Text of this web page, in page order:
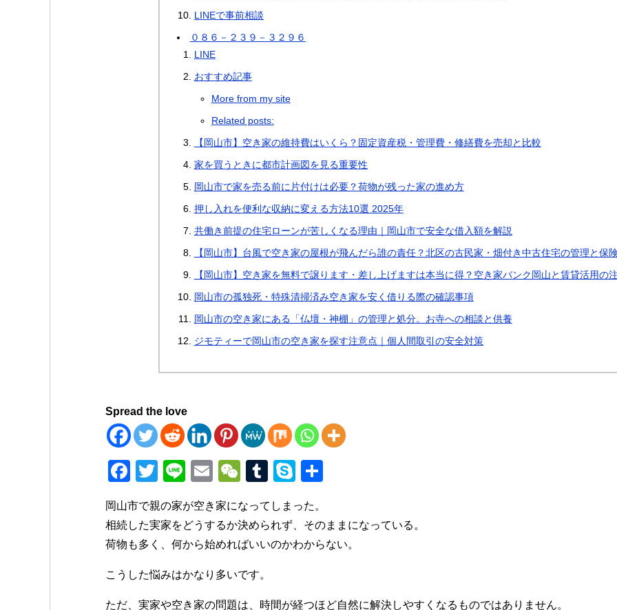
LINEで事前相談
０８６－２３９－３２９６
LINE
おすすめ記事
More from my site
Related posts:
【岡山市】空き家の維持費はいくら？固定資産税・管理費・修繕費を売却と比較
家を買うときに都市計画図を見る重要性
岡山市で家を売る前に片付けは必要？荷物が残った家の進め方
押し入れを便利な収納に変える方法10選 2025年
共働き前提の住宅ローンが苦しくなる理由｜岡山市で安全な借入額を解説
【岡山市】台風で空き家の屋根が飛んだら誰の責任？北区の古民家・畑付き中古住宅の管理と保
【岡山市】空き家を無料で譲ります・差し上げますは本当に得？空き家バンク岡山と賃貸活用の
岡山市の孤独死・特殊清掃済み空き家を安く借りる際の確認事項
岡山市の空き家にある「仏壇・神棚」の管理と処分。お寺への相談と供養
ジモティーで岡山市の空き家を探す注意点｜個人間取引の安全対策
Spread the love
F
a
c
e
o
o
T
wi
tt
er
Li
e
E
m
ail
W
C
h
T
m
bl
S
p
e
岡山市で親の家が空き家になってしまった。
相続した実家をどうするか決められず、そのままになっている。
荷物も多く、何から始めればいいのかわからない。
こうした悩みはかなり多いです。
ただ、実家や空き家の問題は、時間が経つほど自然に解決しやすくなるものではありません。